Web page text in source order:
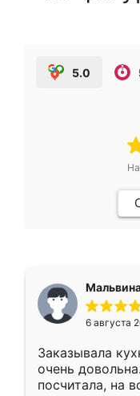
5.0
6 августа
Заказывала
очень
посчитала, на